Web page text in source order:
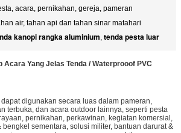
acara, pernikahan, gereja, pameran
air, tahan api dan tahan sinar matahari
kanopi rangka aluminium, tenda pesta luar
Yang Jelas Tenda / Waterprooof PVC
dapat digunakan secara luas dalam pameran,
terbuka, dan acara outdoor lainnya, seperti pesta
pernikahan, perkawinan, kegiatan komersial,
sementara, solusi militer, bantuan darurat &